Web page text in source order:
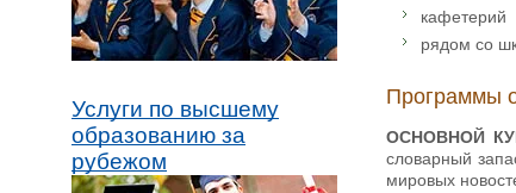
Услуги по высшему
образованию за
рубежом
кафетерий
рядом со
Программы
ОСНОВНОЙ
словарный
мировых